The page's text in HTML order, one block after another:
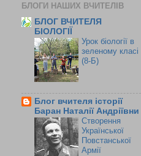
БЛОГИ НАШИХ ВЧИТЕЛІВ
БЛОГ ВЧИТЕЛЯ
БІОЛОГІЇ
Урок біології в
зеленому класі
(8-Б)
Блог вчителя історії
Баран Наталії Андріївни
Створення
Української
Повстанської
Армії